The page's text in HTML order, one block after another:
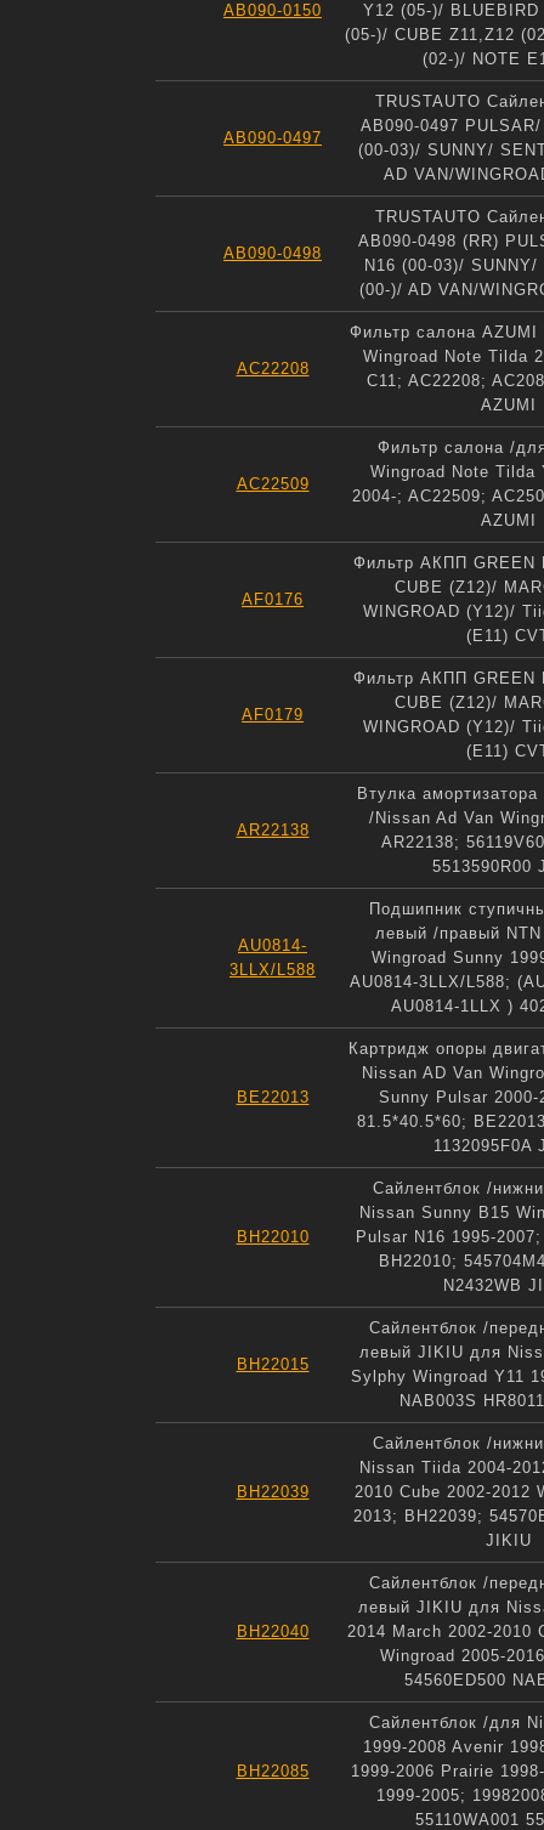
AB090-0150
Y12 (05-)/ BLUEBIRD
(05-)/ CUBE Z11,Z12
(02-)/ NOTE
AB090-0497
TRUSTAUTO
AB090-0497
(00-03)/ SUNNY/
AD VAN/
AB090-0498
TRUSTAUTO
AB090-0498 (RR)
N16 (00-03)/ SUNNY/
(00-)/ AD VAN/
AC22208
Фильтр салона
Wingroad Note Tilda
C11; AC22208;
AZUMI
AC22509
Фильтр салона /
Wingroad Note Tilda
2004-; AC22509;
AZUMI
AF0176
Фильтр АКПП GREEN
CUBE (Z12)/
WINGROAD (Y12)/
(E11)
AF0179
Фильтр АКПП GREEN
CUBE (Z12)/
WINGROAD (Y12)/
(E11)
AR22138
Втулка
/Nissan Ad Van
AR22138;
5513590R00
AU0814-
3LLX/L588
Подшипник
левый /правый
Wingroad Sunny
AU0814-3LLX/L588;
AU0814-1LLX )
BE22013
Картридж опоры
Nissan AD Van
Sunny Pulsar 2000-
81.5*40.5*60;
1132095F0A
BH22010
Сайлентблок /
Nissan Sunny B15
Pulsar N16 1995-
BH22010;
N2432WB
BH22015
Сайлентблок /
левый JIKIU для
Sylphy Wingroad Y11
NAB003S
BH22039
Сайлентблок /
Nissan Tiida 2004-
2010 Cube 2002-2012
2013; BH22039;
JIKIU
BH22040
Сайлентблок /
левый JIKIU для
2014 March 2002-2010
Wingroad 2005-
54560ED500
BH22085
Сайлентблок /для
1999-2008 Avenir
1999-2006 Prairie
1999-2005;
55110WA001